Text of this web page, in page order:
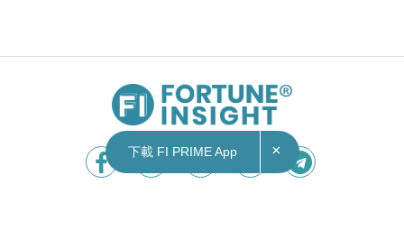
下載 FI PRIME App ×